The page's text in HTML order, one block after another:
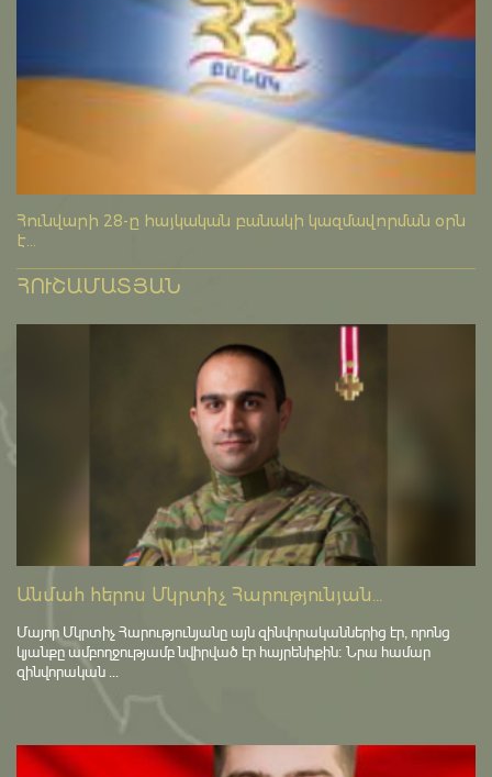
Հունվարի 28-ը հայկական բանակի կազմավորման օրն
է...
ՀՈՒՇԱՄԱՏՅԱՆ
Անմահ հերոս Մկրտիչ Հարությունյան...
Մայոր Մկրտիչ Հարությունյանը այն զինվորականներից էր, որոնց
կյանքը ամբողջությամբ նվիրված էր հայրենիքին։ Նրա համար
զինվորական ...